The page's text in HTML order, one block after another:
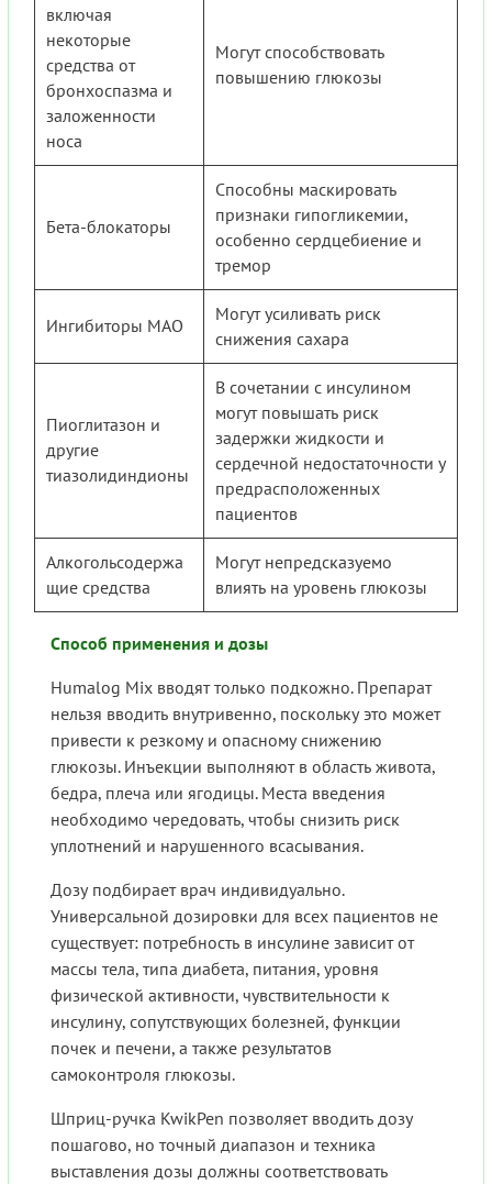
включая
некоторые
средства от
бронхоспазма и
заложенности
носа
Могут способствовать
повышению глюкозы
Бета-блокаторы
Способны маскировать
признаки гипогликемии,
особенно сердцебиение и
тремор
Ингибиторы МАО
Могут усиливать риск
снижения сахара
Пиоглитазон и
другие
тиазолидиндионы
В сочетании с инсулином
могут повышать риск
задержки жидкости и
сердечной недостаточности у
предрасположенных
пациентов
Алкогольсодержа
щие средства
Могут непредсказуемо
влиять на уровень глюкозы
Способ применения и дозы
Humalog Mix вводят только подкожно. Препарат
нельзя вводить внутривенно, поскольку это может
привести к резкому и опасному снижению
глюкозы. Инъекции выполняют в область живота,
бедра, плеча или ягодицы. Места введения
необходимо чередовать, чтобы снизить риск
уплотнений и нарушенного всасывания.
Дозу подбирает врач индивидуально.
Универсальной дозировки для всех пациентов не
существует: потребность в инсулине зависит от
массы тела, типа диабета, питания, уровня
физической активности, чувствительности к
инсулину, сопутствующих болезней, функции
почек и печени, а также результатов
самоконтроля глюкозы.
Шприц-ручка KwikPen позволяет вводить дозу
пошагово, но точный диапазон и техника
выставления дозы должны соответствовать